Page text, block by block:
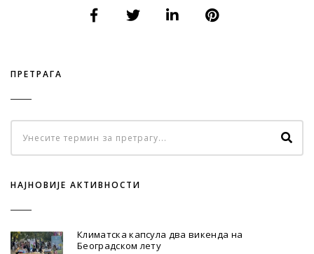
ПРЕТРАГА
НАЈНОВИЈЕ АКТИВНОСТИ
Климатска капсула два викенда на
Београдском лету